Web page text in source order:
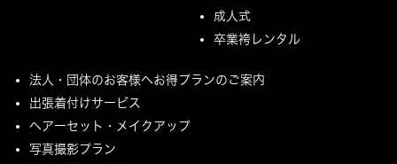
成人式
卒業袴レンタル
法人・団体のお客様へお得プランのご案内
出張着付けサービス
ヘアーセット・メイクアップ
写真撮影プラン